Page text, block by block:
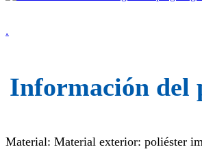
.
Información del
Material: Material exterior: poliéster